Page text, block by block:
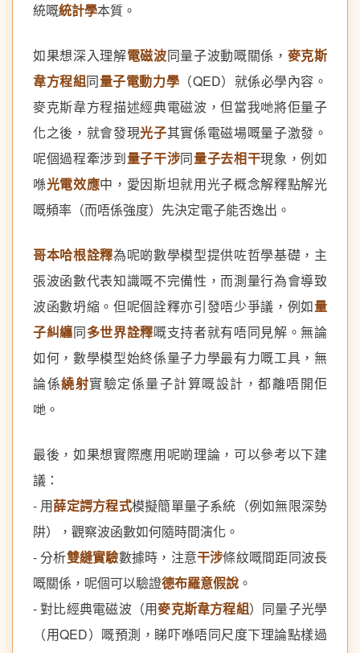
統嘅統計學本質。
如果想深入理解電磁波同量子波動嘅關係， 麥克斯
韋方程組同量子電動力學 （QED）就係必學內容。
麥克斯韋方程描述經典電磁波，但當我哋將佢量子
化之後，就會發現光子其實係電磁場嘅量子激發。
呢個過程牽涉到量子干涉同量子去相干現象，例如
喺光電效應中，愛因斯坦就用光子概念解釋點解光
嘅頻率（而唔係強度）先決定電子能否逸出。
哥本哈根詮釋為呢啲數學模型提供咗哲學基礎，主
張波函數代表知識嘅不完備性，而測量行為會導致
波函數坍縮。但呢個詮釋亦引發唔少爭議，例如量
子糾纏同多世界詮釋嘅支持者就有唔同見解。無論
如何，數學模型始終係量子力學最有力嘅工具，無
論係繞射實驗定係量子計算嘅設計，都離唔開佢
哋。
最後，如果想實際應用呢啲理論，可以參考以下建
議：
- 用薛定諤方程式模擬簡單量子系統（例如無限深勢
阱），觀察波函數如何隨時間演化。
- 分析雙縫實驗數據時，注意干涉條紋嘅間距同波長
嘅關係，呢個可以驗證德布羅意假說 。
- 對比經典電磁波（用麥克斯韋方程組）同量子光學
（用QED）嘅預測，睇吓喺唔同尺度下理論點樣過